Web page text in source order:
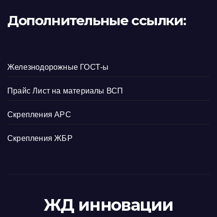
Дополнительные ссылки:
Железнодорожные ГОСТ-ы
Прайс Лист на материалы ВСП
Скрепления АРС
Скрепления ЖБР
ЖД инновации